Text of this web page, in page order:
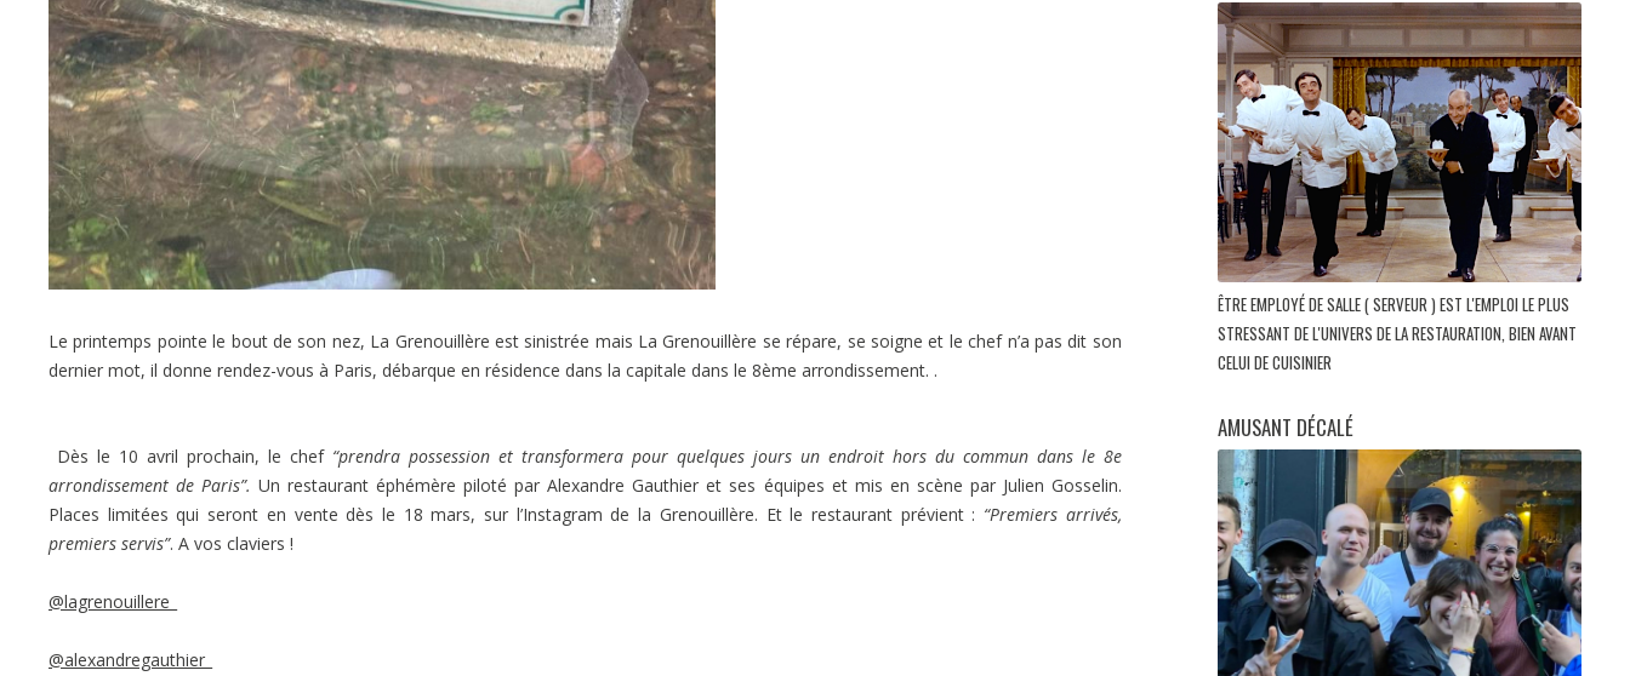
Le printemps pointe le bout de son nez, La Grenouillère est sinistrée mais La Grenouillère se répare, se soigne et le chef n’a pas dit son
dernier mot, il donne rendez-vous à Paris, débarque en résidence dans la capitale dans le 8ème arrondissement. .
Dès le 10 avril prochain, le chef “prendra possession et transformera pour quelques jours un endroit hors du commun dans le 8e
arrondissement de Paris”. Un restaurant éphémère piloté par Alexandre Gauthier et ses équipes et mis en scène par Julien Gosselin.
Places limitées qui seront en vente dès le 18 mars, sur l’Instagram de la Grenouillère. Et le restaurant prévient : “Premiers arrivés,
premiers servis”. A vos claviers !
@lagrenouillere_
@alexandregauthier_
ÊTRE EMPLOYÉ DE SALLE ( SERVEUR ) EST L'EMPLOI LE PLUS
STRESSANT DE L'UNIVERS DE LA RESTAURATION, BIEN AVANT
CELUI DE CUISINIER
AMUSANT DÉCALÉ